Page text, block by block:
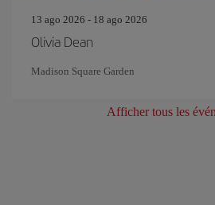
13 ago 2026 - 18 ago 2026
Olivia Dean
Madison Square Garden
Afficher tous les